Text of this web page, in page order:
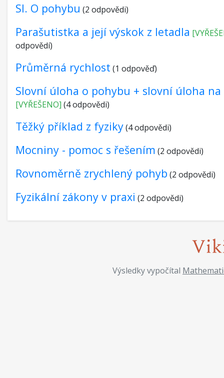
Sl. O pohybu (2 odpovědi)
Parašutistka a její výskok z letadla
odpovědí)
Průměrná rychlost (1 odpověď)
Slovní úloha o pohybu + slovní úloha na
[VYŘEŠENO] (4 odpovědi)
Těžký příklad z fyziky(4 odpovědi)
Mocniny - pomoc s řešením (2 odpovědi)
Rovnoměrně zrychlený pohyb (2 odpovědi)
Fyzikální zákony v praxi (2 odpovědi)
Výsledky vypočítal